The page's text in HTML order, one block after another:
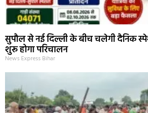
सुपौल से नई दिल्ली के बीच चलेगी दैनिक
शुरू होगा परिचालन
News Express Bihar